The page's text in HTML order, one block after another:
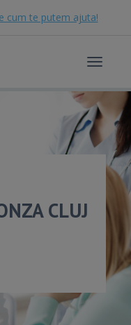
cum te putem ajuta!
Toggle
CLUJ